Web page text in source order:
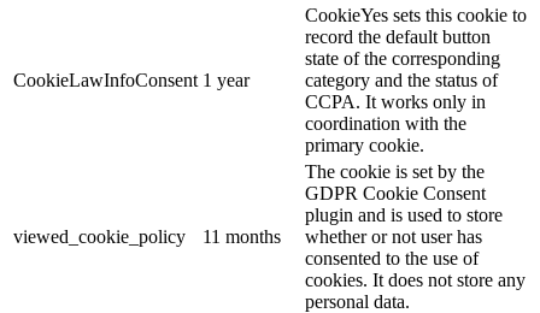
CookieLawInfoConsent 1 year
CookieYes sets this cookie to
record the default button
state of the corresponding
category and the status of
CCPA. It works only in
coordination with the
primary cookie.
viewed_cookie_policy 11 months
The cookie is set by the
GDPR Cookie Consent
plugin and is used to store
whether or not user has
consented to the use of
cookies. It does not store any
personal data.